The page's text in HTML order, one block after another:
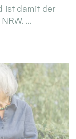
ist damit der
...